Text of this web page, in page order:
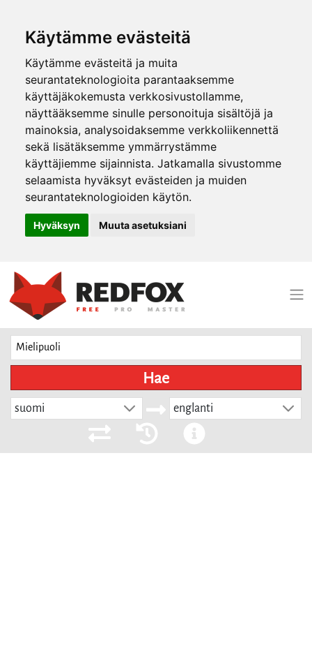
Käytämme evästeitä
Käytämme evästeitä ja muita
seurantateknologioita parantaaksemme
käyttäjäkokemusta verkkosivustollamme,
näyttääksemme sinulle personoituja sisältöjä ja
mainoksia, analysoidaksemme verkkoliikennettä
sekä lisätäksemme ymmärrystämme
käyttäjiemme sijainnista. Jatkamalla sivustomme
selaamista hyväksyt evästeiden ja muiden
seurantateknologioiden käytön.
Hyväksyn Muuta asetuksiani
Hae
suomi englanti